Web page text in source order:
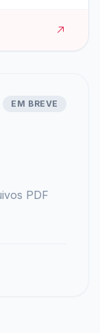
EM BREVE
PDF